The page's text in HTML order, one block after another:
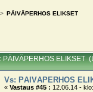
PÄIVÄPERHOS ELIKSET
PÄIVÄPERHOS ELIKSET
Vs: PÄIVÄPERHOS
«Vastaus #45 : 12.06.14 -